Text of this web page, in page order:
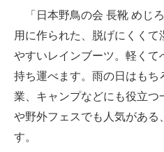
「日本野鳥の会 長靴 めじ
用に作られた、脱げにくく
やすいレインブーツ。軽く
持ち運べます。雨の日はも
業、キャンプなどにも役立つ
や野外フェスでも人気がある
す。